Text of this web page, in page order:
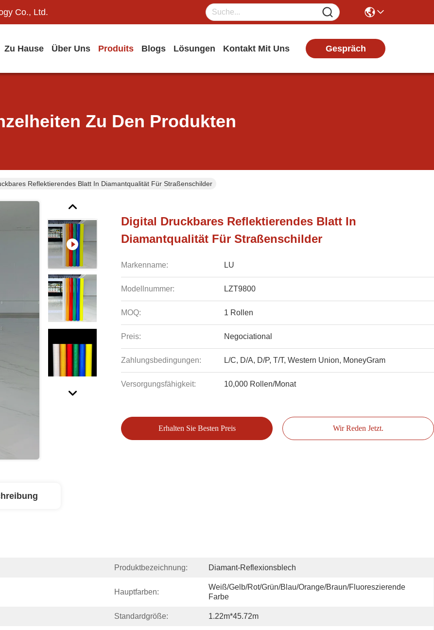
Co., Ltd.
Zu Hause Über Uns Produits Blogs Lösungen Kontakt Mit Uns Gespräch
Zu Den Produkten
Reflektierendes Blatt In Diamantqualität Für Straßenschilder
Digital Druckbares Reflektierendes Blatt In
Diamantqualität Für Straßenschilder
Markenname: LU
Modellnummer: LZT9800
MOQ: 1 Rollen
Preis: Negociational
Zahlungsbedingungen: L/C, D/A, D/P, T/T, Western Union, MoneyGram
Versorgungsfähigkeit: 10,000 Rollen/Monat
Erhalten Sie Besten Preis Wir Reden Jetzt.
Produktbezeichnung: Diamant-Reflexionsblech
Hauptfarben:
Weiß/gelb/rot/grün/blau/orange/braun/fluoreszierende
Farbe
Standardgröße: 1.22m*45.72m